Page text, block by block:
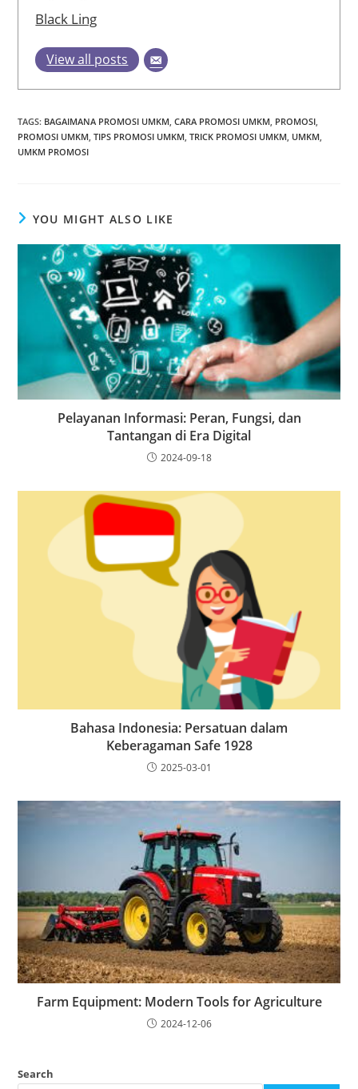
Black Ling
View all posts
TAGS: BAGAIMANA PROMOSI UMKM CARA PROMOSI UMKM PROMOSI
PROMOSI UMKM TIPS PROMOSI UMKM TRICK PROMOSI UMKM UMKM
UMKM PROMOSI
YOU MIGHT ALSO LIKE
Pelayanan Informasi: Peran, Fungsi, dan
Tantangan di Era Digital
2024-09-18
Bahasa Indonesia: Persatuan dalam
Keberagaman Safe 1928
2025-03-01
Farm Equipment: Modern Tools for Agriculture
2024-12-06
Search